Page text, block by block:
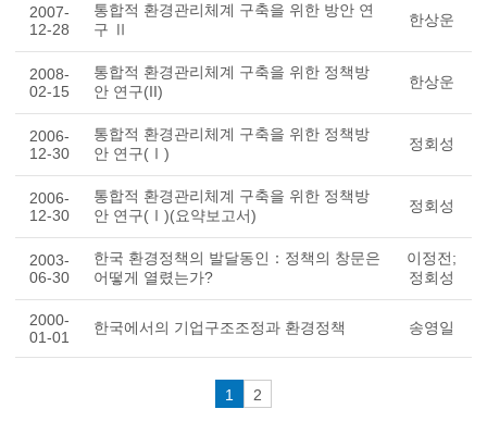
2007-
12-28
통합적 환경관리체계 구축을 위한 방안 연
구 Ⅱ
한상운
2008-
02-15
통합적 환경관리체계 구축을 위한 정책방
안 연구(II)
한상운
2006-
12-30
통합적 환경관리체계 구축을 위한 정책방
안 연구(Ⅰ)
정회성
2006-
12-30
통합적 환경관리체계 구축을 위한 정책방
안 연구(Ⅰ)(요약보고서)
정회성
2003-
06-30
한국 환경정책의 발달동인：정책의 창문은
어떻게 열렸는가?
이정전;
정회성
2000-
01-01
한국에서의 기업구조조정과 환경정책 송영일
1 2